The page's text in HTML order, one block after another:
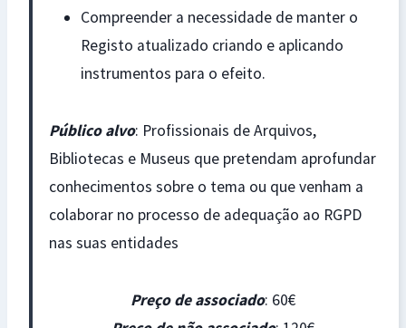
Compreender a necessidade de manter o
Registo atualizado criando e aplicando
instrumentos para o efeito.
Público alvo: Profissionais de Arquivos,
Bibliotecas e Museus que pretendam aprofundar
conhecimentos sobre o tema ou que venham a
colaborar no processo de adequação ao RGPD
nas suas entidades
Preço de associado: 60€